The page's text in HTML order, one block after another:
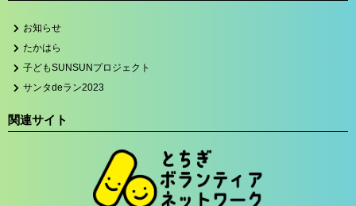
お知らせ
たかはら
子どもSUNSUNプロジェクト
サンタdeラン2023
関連サイト